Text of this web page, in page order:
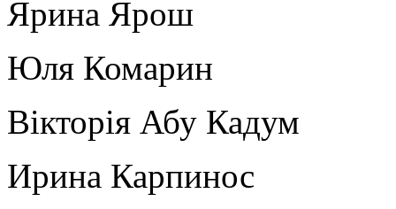
Ярина Ярош
Юля Комарин
Вікторія Абу Кадум
Ирина Карпинос